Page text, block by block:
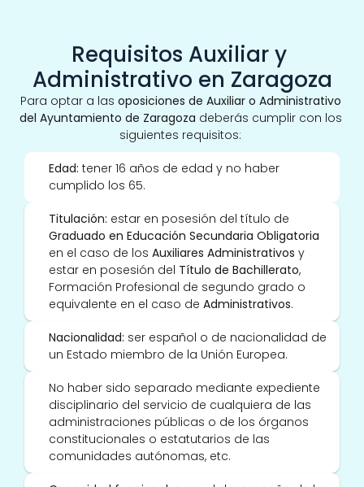
Requisitos Auxiliar y
Administrativo en Zaragoza
Para optar a las oposiciones de Auxiliar o Administrativo
del Ayuntamiento de Zaragoza deberás cumplir con los
siguientes requisitos:
Edad: tener 16 años de edad y no haber
cumplido los 65.
Titulación: estar en posesión del título de
Graduado en Educación Secundaria Obligatoria
en el caso de los Auxiliares Administrativos y
estar en posesión del Título de Bachillerato,
Formación Profesional de segundo grado o
equivalente en el caso de Administrativos.
Nacionalidad: ser español o de nacionalidad de
un Estado miembro de la Unión Europea.
No haber sido separado mediante expediente
disciplinario del servicio de cualquiera de las
administraciones públicas o de los órganos
constitucionales o estatutarios de las
comunidades autónomas, etc.